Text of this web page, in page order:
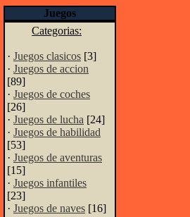
Juegos
Categorias:
· Juegos clasicos [3]
· Juegos de accion
[89]
· Juegos de coches
[26]
· Juegos de lucha [24]
· Juegos de habilidad
[53]
· Juegos de aventuras
[15]
· Juegos infantiles
[23]
· Juegos de naves [16]